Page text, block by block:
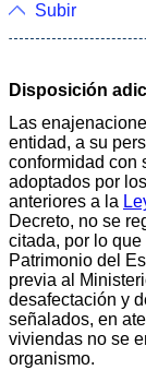
Subir
Disposición
Las
entidad, a su
conformidad con
adoptados por
anteriores a la
Decreto, no se
citada, por lo
Patrimonio del
previa al
desafectación y
señalados, en
viviendas no se
organismo.